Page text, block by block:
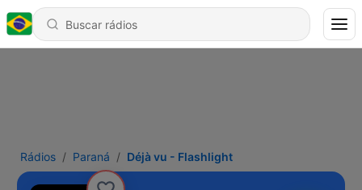
Rádios Paraná Déjà vu - Flashlight